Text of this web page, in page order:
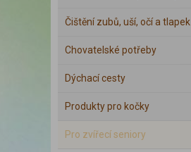
Čištění zubů, uší, očí a tlapek
Chovatelské potřeby
Dýchací cesty
Produkty pro kočky
Pro zvířecí seniory